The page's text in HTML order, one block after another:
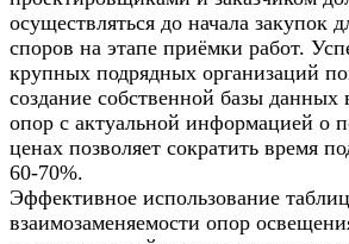
осуществляться до начала закупок
споров на этапе приёмки работ.
крупных подрядных организаций
создание собственной базы данных
опор с актуальной информацией о
ценах позволяет сократить время
60-70%.
Эффективное использование таблиц
взаимозаменяемости опор